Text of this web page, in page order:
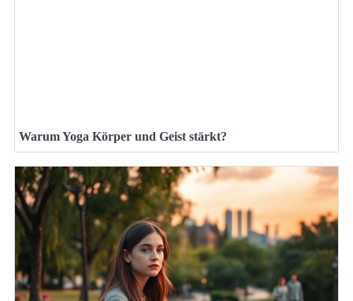
Warum Yoga Körper und Geist stärkt?